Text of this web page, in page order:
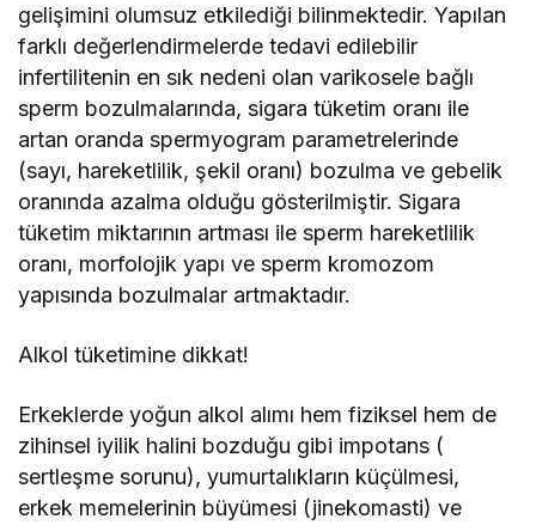
gelişimini olumsuz etkilediği bilinmektedir. Yapılan
farklı değerlendirmelerde tedavi edilebilir
infertilitenin en sık nedeni olan varikosele bağlı
sperm bozulmalarında, sigara tüketim oranı ile
artan oranda spermyogram parametrelerinde
(sayı, hareketlilik, şekil oranı) bozulma ve gebelik
oranında azalma olduğu gösterilmiştir. Sigara
tüketim miktarının artması ile sperm hareketlilik
oranı, morfolojik yapı ve sperm kromozom
yapısında bozulmalar artmaktadır.
Alkol tüketimine dikkat!
Erkeklerde yoğun alkol alımı hem fiziksel hem de
zihinsel iyilik halini bozduğu gibi impotans (
sertleşme sorunu), yumurtalıkların küçülmesi,
erkek memelerinin büyümesi (jinekomasti) ve